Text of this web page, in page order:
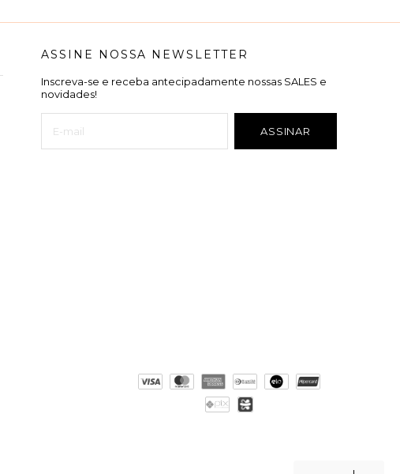
ASSINE NOSSA NEWSLETTER
Inscreva-se e receba antecipadamente nossas SALES e
novidades!